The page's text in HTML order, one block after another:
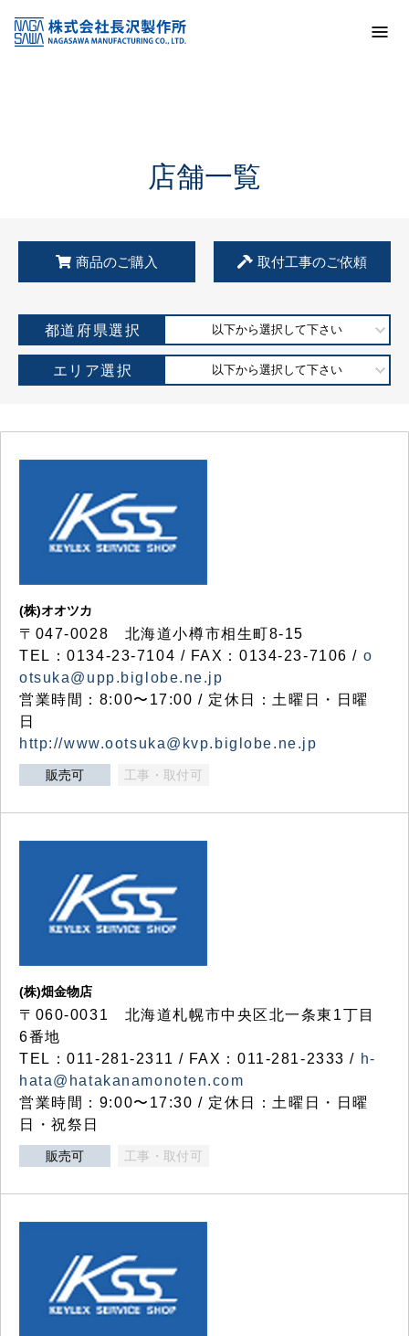
KSS加盟店・取扱店情報
店舗一覧
店舗一覧
商品のご購入 取付工事のご依頼
都道府県選択 以下から選択して下さい
エリア選択 以下から選択して下さい
(株)オオツカ
〒047-0028 北海道小樽市相生町8-15
TEL：0134-23-7104 / FAX：0134-23-7106 / o
otsuka@upp.biglobe.ne.jp
営業時間：8:00〜17:00 / 定休日：土曜日・日曜
日
http://www.ootsuka@kvp.biglobe.ne.jp
販売可 工事・取付可
(株)畑金物店
〒060-0031 北海道札幌市中央区北一条東1丁目
6番地
TEL：011-281-2311 / FAX：011-281-2333 / h-
hata@hatakanamonoten.com
営業時間：9:00〜17:30 / 定休日：土曜日・日曜
日・祝祭日
販売可 工事・取付可